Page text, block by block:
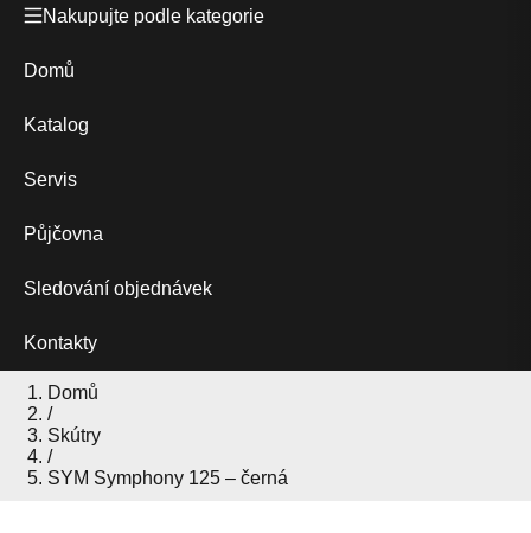
Nakupujte podle kategorie
Domů
Katalog
Servis
Půjčovna
Sledování objednávek
Kontakty
Domů
/
Skútry
/
SYM Symphony 125 – černá